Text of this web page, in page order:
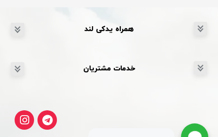
همراه یدکی لند
خدمات مشتریان